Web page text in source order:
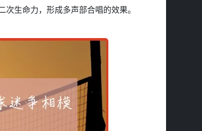
生命力，形成多声部合唱的效果。